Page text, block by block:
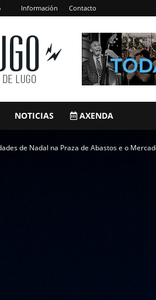
Información Contacto
NOTICIAS AXENDA
de Nadal na Praza de Abastos e o